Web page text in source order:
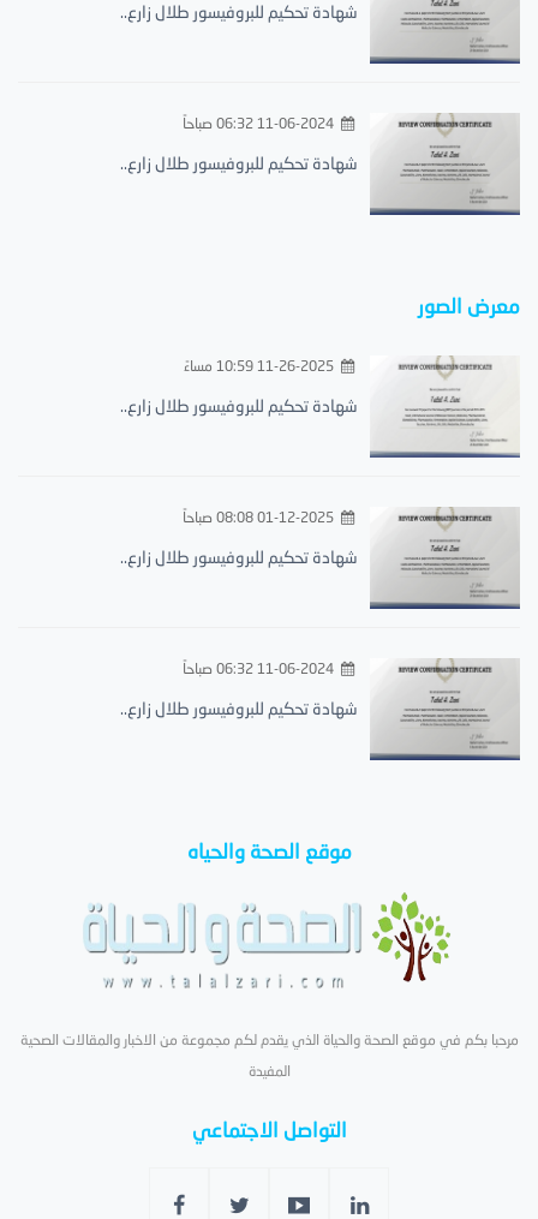
شهادة تحكيم للبروفيسور طلال زارع..
11-06-2024 06:32 صباحاً
شهادة تحكيم للبروفيسور طلال زارع..
معرض الصور
11-26-2025 10:59 مساءً
شهادة تحكيم للبروفيسور طلال زارع..
01-12-2025 08:08 صباحاً
شهادة تحكيم للبروفيسور طلال زارع..
11-06-2024 06:32 صباحاً
شهادة تحكيم للبروفيسور طلال زارع..
موقع الصحة والحياه
مرحبا بكم في موقع الصحة والحياة الذي يقدم لكم مجموعة من الاخبار والمقالات الصحية
المفيدة
التواصل الاجتماعي